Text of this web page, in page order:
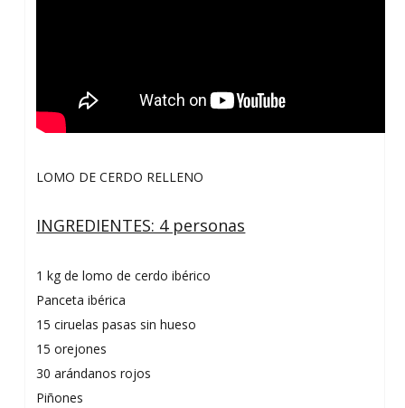
LOMO DE CERDO RELLENO
INGREDIENTES: 4 personas
1 kg de lomo de cerdo ibérico
Panceta ibérica
15 ciruelas pasas sin hueso
15 orejones
30 arándanos rojos
Piñones